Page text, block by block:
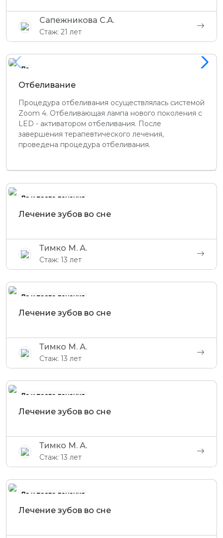
Сапежникова С.А.
Стаж: 21 лет
До
Отбеливание
Процедура отбеливания осуществлялась системой
Zoom 4. Отбеливающая лампа нового поколения с
LED - активатором отбеливания. После
завершения терапевтического лечения,
проведена процедура отбеливания.
До и после лечения
Лечение зубов во сне
Тимко М. А.
Стаж: 13 лет
До и после лечения
Лечение зубов во сне
Тимко М. А.
Стаж: 13 лет
До и после лечения
Лечение зубов во сне
Тимко М. А.
Стаж: 13 лет
До и после лечения
Лечение зубов во сне